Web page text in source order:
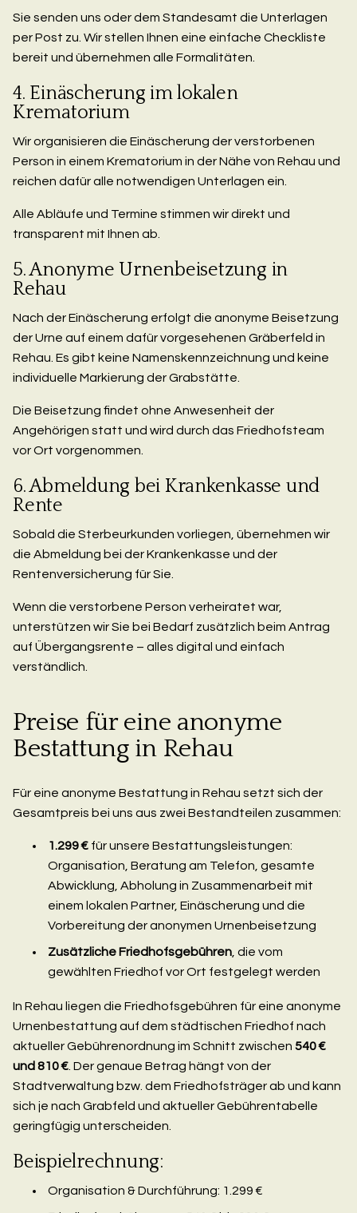
Sie senden uns oder dem Standesamt die Unterlagen
per Post zu. Wir stellen Ihnen eine einfache Checkliste
bereit und übernehmen alle Formalitäten.
4. Einäscherung im lokalen
Krematorium
Wir organisieren die Einäscherung der verstorbenen
Person in einem Krematorium in der Nähe von Rehau und
reichen dafür alle notwendigen Unterlagen ein.
Alle Abläufe und Termine stimmen wir direkt und
transparent mit Ihnen ab.
5. Anonyme Urnenbeisetzung in
Rehau
Nach der Einäscherung erfolgt die anonyme Beisetzung
der Urne auf einem dafür vorgesehenen Gräberfeld in
Rehau. Es gibt keine Namenskennzeichnung und keine
individuelle Markierung der Grabstätte.
Die Beisetzung findet ohne Anwesenheit der
Angehörigen statt und wird durch das Friedhofsteam
vor Ort vorgenommen.
6. Abmeldung bei Krankenkasse und
Rente
Sobald die Sterbeurkunden vorliegen, übernehmen wir
die Abmeldung bei der Krankenkasse und der
Rentenversicherung für Sie.
Wenn die verstorbene Person verheiratet war,
unterstützen wir Sie bei Bedarf zusätzlich beim Antrag
auf Übergangsrente – alles digital und einfach
verständlich.
Preise für eine anonyme
Bestattung in Rehau
Für eine anonyme Bestattung in Rehau setzt sich der
Gesamtpreis bei uns aus zwei Bestandteilen zusammen:
1.299 € für unsere Bestattungsleistungen:
Organisation, Beratung am Telefon, gesamte
Abwicklung, Abholung in Zusammenarbeit mit
einem lokalen Partner, Einäscherung und die
Vorbereitung der anonymen Urnenbeisetzung
Zusätzliche Friedhofsgebühren, die vom
gewählten Friedhof vor Ort festgelegt werden
In Rehau liegen die Friedhofsgebühren für eine anonyme
Urnenbestattung auf dem städtischen Friedhof nach
aktueller Gebührenordnung im Schnitt zwischen 540 €
und 810 €. Der genaue Betrag hängt von der
Stadtverwaltung bzw. dem Friedhofsträger ab und kann
sich je nach Grabfeld und aktueller Gebührentabelle
geringfügig unterscheiden.
Beispielrechnung:
Organisation & Durchführung: 1.299 €